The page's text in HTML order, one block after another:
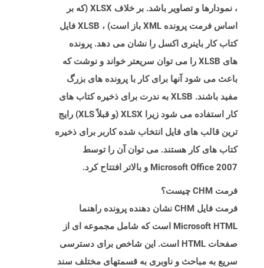
، نمودارها و تصاویر باشد. بر خلاف XLSX (که بر
اساس فرمت پرونده XML باز است) ، XLSB فایل
کتاب کار باینری اکسل را نشان می دهد. پرونده
های XLSB را می توان سریعتر خواند و نوشت که
باعث می شود آنها برای کار با پرونده های بزرگ
مفید باشند. XLSB به ندرت برای ذخیره کتاب های
کار استفاده می شود زیرا XLSX (و قبلاً XLS) رایج
ترین قالب های فایل انتخاب شده کاربر برای ذخیره
کتاب های کار هستند. می توان آن را توسط
Microsoft Office 2007 و بالاتر افتتاح کرد.
فرمت CHM چیست؟
فرمت فایل CHM نشان دهنده پرونده راهنما
Microsoft HTML است که شامل مجموعه ای از
صفحات HTML است. این شاخص برای دسترسی
سریع به مباحث و ناوبری به قسمتهای مختلف سند